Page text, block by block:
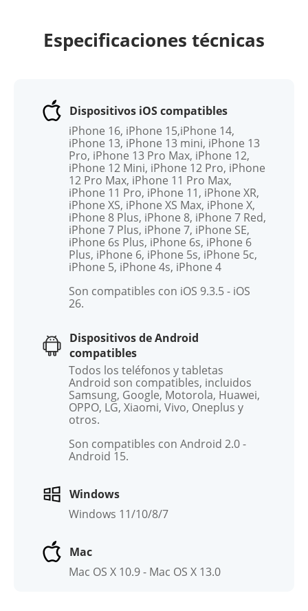
Especificaciones técnicas
Dispositivos iOS compatibles
iPhone 16, iPhone 15,iPhone 14,
iPhone 13, iPhone 13 mini, iPhone 13
Pro, iPhone 13 Pro Max, iPhone 12,
iPhone 12 Mini, iPhone 12 Pro, iPhone
12 Pro Max, iPhone 11 Pro Max,
iPhone 11 Pro, iPhone 11, iPhone XR,
iPhone XS, iPhone XS Max, iPhone X,
iPhone 8 Plus, iPhone 8, iPhone 7 Red,
iPhone 7 Plus, iPhone 7, iPhone SE,
iPhone 6s Plus, iPhone 6s, iPhone 6
Plus, iPhone 6, iPhone 5s, iPhone 5c,
iPhone 5, iPhone 4s, iPhone 4
Son compatibles con iOS 9.3.5 - iOS
26.
Dispositivos de Android
compatibles
Todos los teléfonos y tabletas
Android son compatibles, incluidos
Samsung, Google, Motorola, Huawei,
OPPO, LG, Xiaomi, Vivo, Oneplus y
otros.
Son compatibles con Android 2.0 -
Android 15.
Windows
Windows 11/10/8/7
Mac
Mac OS X 10.9 - Mac OS X 13.0